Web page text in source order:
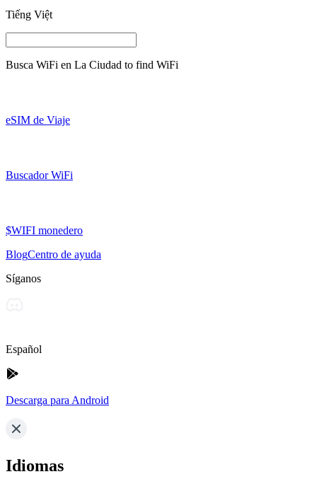
Tiếng Việt
Busca WiFi en La Ciudad to find WiFi
eSIM de Viaje
Buscador WiFi
$WIFI monedero
BlogCentro de ayuda
Síganos
Español
Descarga para Android
Idiomas